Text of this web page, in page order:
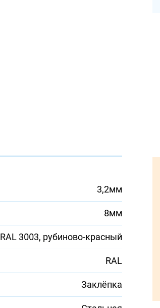
3,2мм
8мм
RAL 3003, рубиново-красный
RAL
Заклёпка